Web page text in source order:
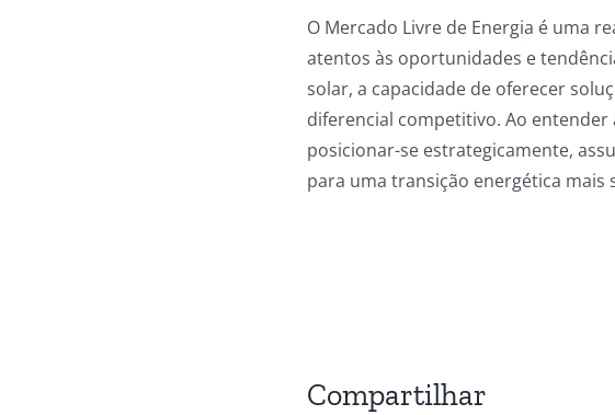
O Mercado Livre de Energia é uma
atentos às oportunidades e
solar, a capacidade de oferecer
diferencial competitivo. Ao
posicionar-se estrategicamente,
para uma transição energética mais
Compartilhar